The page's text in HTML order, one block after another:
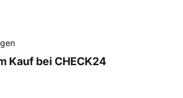
Kauf bei CHECK24